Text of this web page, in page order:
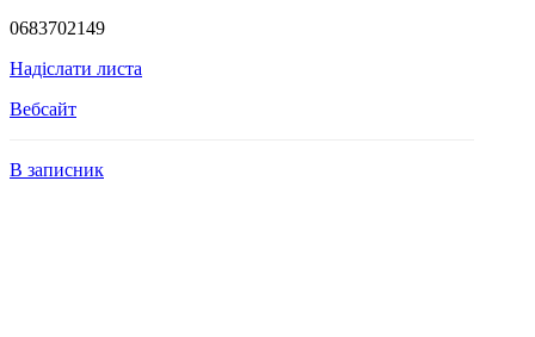
0683702149
Надіслати листа
Вебсайт
В записник